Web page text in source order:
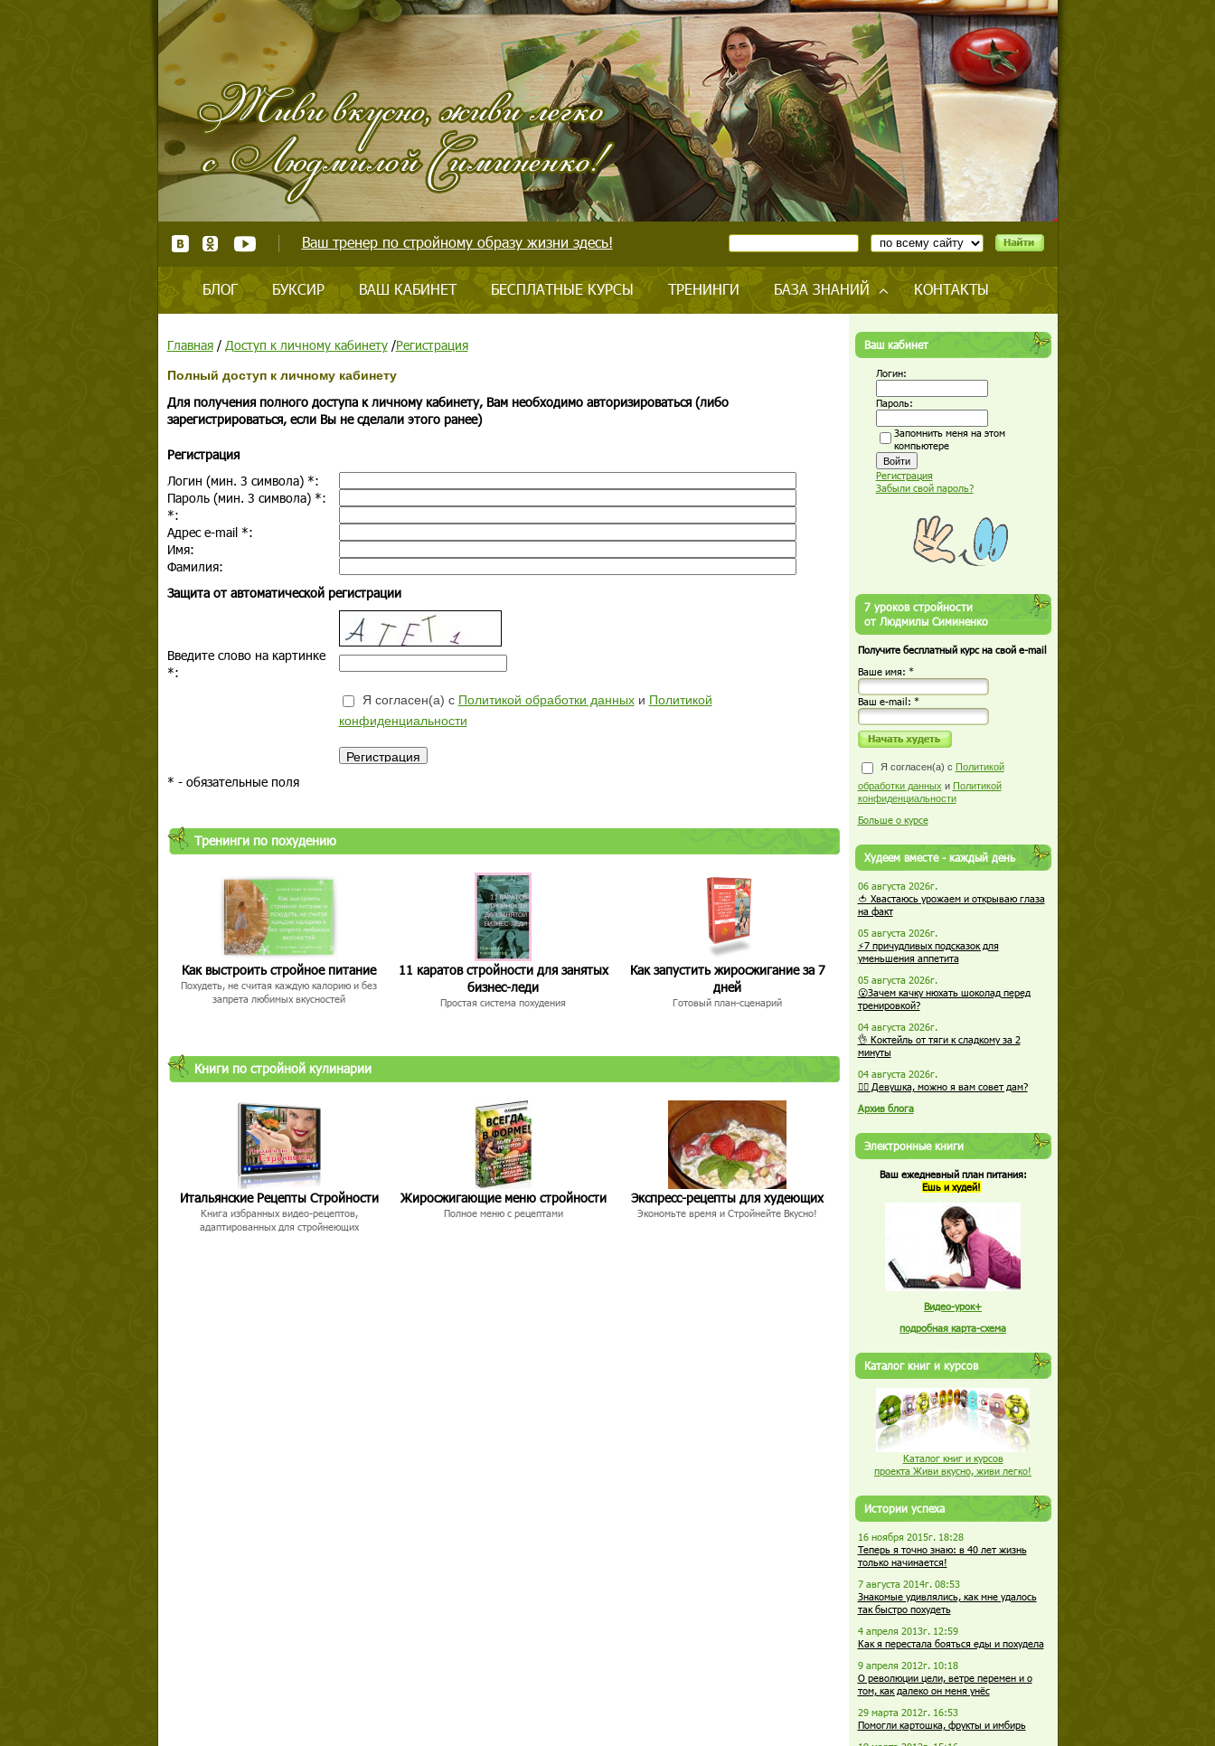
Ваш тренер по стройному образу жизни здесь!
БЛОГ БУКСИР ВАШ КАБИНЕТ БЕСПЛАТНЫЕ КУРСЫ ТРЕНИНГИ БАЗА ЗНАНИЙ КОНТАКТЫ
Главная/ Доступ к личному кабинету/Регистрация
Полный доступ к личному кабинету
Для получения полного доступа к личному кабинету, Вам необходимо авторизироваться (либо
зарегистрироваться, если Вы не сделали этого ранее)
Регистрация
Логин (мин. 3 символа) *:
Пароль (мин. 3 символа) *:
*:
Адрес e-mail *:
Имя:
Фамилия:
Защита от автоматической регистрации
Введите слово на картинке
*:
Я согласен(а) с Политикой обработки данныхи Политикой
конфиденциальности
* - обязательные поля
Тренинги по похудению
Как выстроить стройное питание
Похудеть, не считая каждую калорию и без
запрета любимых вкусностей
11 каратов стройности для занятых
бизнес-леди
Простая система похудения
Как запустить жиросжигание за 7
дней
Готовый план-сценарий
Книги по стройной кулинарии
Итальянские Рецепты Стройности
Книга избранных видео-рецептов,
адаптированных для стройнеющих
Жиросжигающие меню стройности
Полное меню с рецептами
Экспресс-рецепты для худеющих
Экономьте время и Стройнейте Вкусно!
Ваш кабинет
Логин:
Пароль:
Запомнить меня на этом
компьютере
Регистрация
Забыли свой пароль?
7 уроков стройности
от Людмилы Симиненко
Получите бесплатный курс на свой e-mail
Ваше имя: *
Ваш е-mail: *
Я согласен(а) с Политикой
обработки данных и Политикой
конфиденциальности
Больше о курсе
Худеем вместе - каждый день
06 августа 2026г.
🍅 Хвастаюсь урожаем и открываю глаза
на факт
05 августа 2026г.
⚡7 причудливых подсказок для
уменьшения аппетита
05 августа 2026г.
😮Зачем качку нюхать шоколад перед
тренировкой?
04 августа 2026г.
👌 Коктейль от тяги к сладкому за 2
минуты
04 августа 2026г.
🏋️‍♀️ Девушка, можно я вам совет дам?
Архив блога
Электронные книги
Ваш ежедневный план питания:
Ешь и худей!
Видео-урок+
подробная карта-схема
Каталог книг и курсов
Каталог книг и курсов
проекта Живи вкусно, живи легко!
Истории успеха
16 ноября 2015г. 18:28
Теперь я точно знаю: в 40 лет жизнь
только начинается!
7 августа 2014г. 08:53
Знакомые удивлялись, как мне удалось
так быстро похудеть
4 апреля 2013г. 12:59
Как я перестала бояться еды и похудела
9 апреля 2012г. 10:18
О революции цели, ветре перемен и о
том, как далеко он меня унёс
29 марта 2012г. 16:53
Помогли картошка, фрукты и имбирь